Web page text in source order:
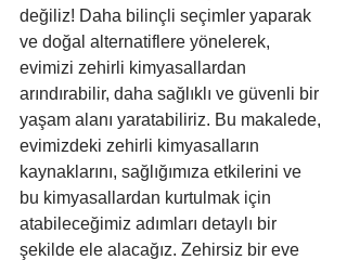
değiliz! Daha bilinçli seçimler yaparak
ve doğal alternatiflere yönelerek,
evimizi zehirli kimyasallardan
arındırabilir, daha sağlıklı ve güvenli bir
yaşam alanı yaratabiliriz. Bu makalede,
evimizdeki zehirli kimyasalların
kaynaklarını, sağlığımıza etkilerini ve
bu kimyasallardan kurtulmak için
atabileceğimiz adımları detaylı bir
şekilde ele alacağız. Zehirsiz bir eve